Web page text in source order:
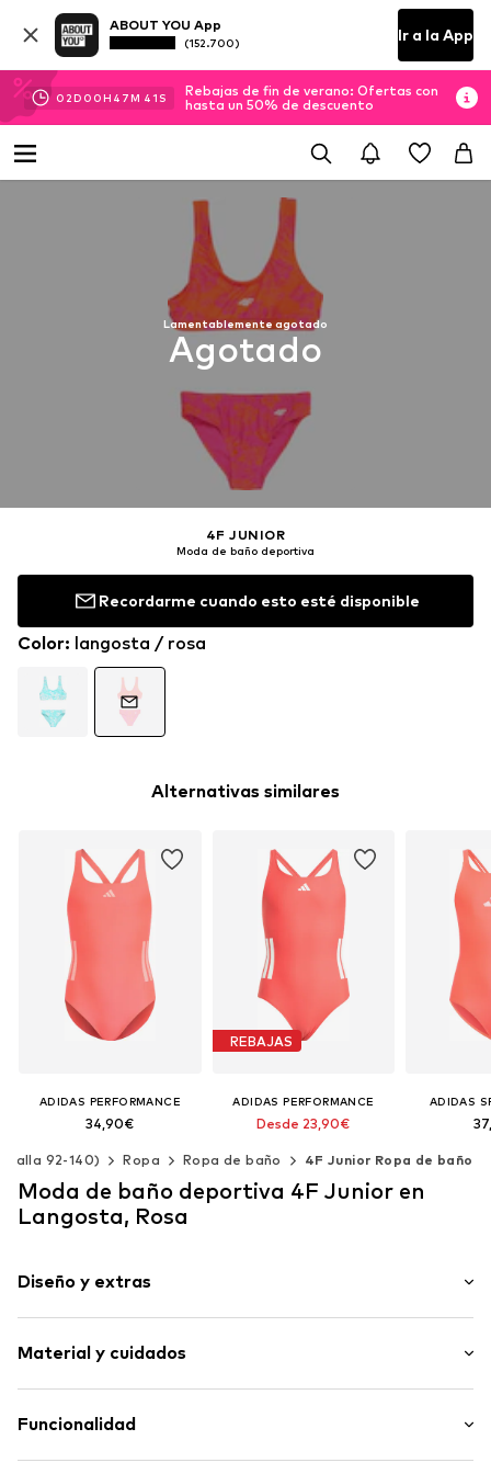
ABOUT YOU App
(152.700) Ir a la App
02D 00H 47M 41 S
Rebajas de fin de verano: Ofertas con
hasta un 50% de descuento
Lamentablemente agotado
Agotado
4F JUNIOR
Moda de baño deportiva
Recordarme cuando esto esté disponible
Color: langosta / rosa
Alternativas similares
ADIDAS PERFORMANCE
34,90€
Tallas disponibles: 116, 128, 140, 152, 164, 170
Añadir a la cesta
REBAJAS
ADIDAS PERFORMANCE
Desde 23,90€
Último precio más bajo:25,11€
Disponible en muchas tallas
ADIDAS
92-140) Ropa Ropa de baño 4F Junior Ropa de baño
Moda de baño deportiva 4F Junior en
Langosta, Rosa
Diseño y extras
Tejido liso
Impresión de etiquetas
Artículo n.º 4FJ0033002000001
Material y cuidados
Material: 85% Poliéster - PES, 15% Elastán
Funcionalidad